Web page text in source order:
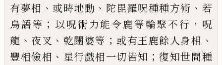
有夢相 、 或時地動 、 陀毘羅呪種種方術 、 若
烏語等 ； 以呪術力能令鹿等輪聚不行 ， 呪
龍 、 夜叉 、 乾闥婆等 ； 或有王鹿餘人身相 、
豐相儉相 、 星行戲相一切皆知 ； 復知世間種